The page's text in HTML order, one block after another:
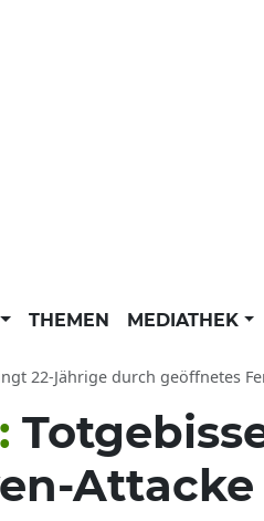
THEMEN MEDIATHEK
22-Jährige durch geöffnetes
Attacke